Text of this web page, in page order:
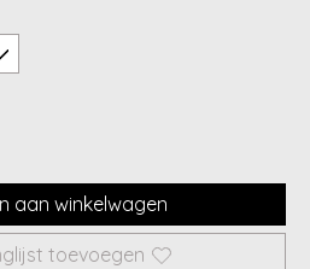
aan winkelwagen
toevoegen